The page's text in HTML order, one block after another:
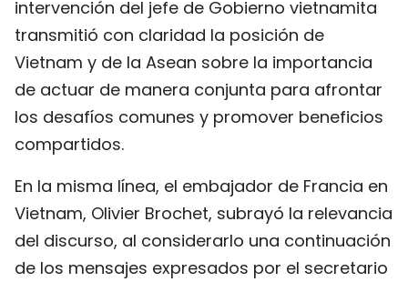
intervención del jefe de Gobierno vietnamita
transmitió con claridad la posición de
Vietnam y de la Asean sobre la importancia
de actuar de manera conjunta para afrontar
los desafíos comunes y promover beneficios
compartidos.
En la misma línea, el embajador de Francia en
Vietnam, Olivier Brochet, subrayó la relevancia
del discurso, al considerarlo una continuación
de los mensajes expresados por el secretario